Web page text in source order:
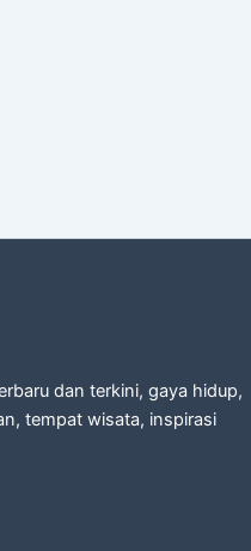
dan terkini, gaya hidup,
tempat wisata, inspirasi